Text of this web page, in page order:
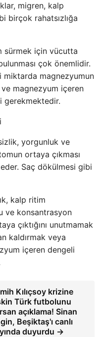
migren, kalp
birçok rahatsızlığa
sürmek için vücutta
çok önemlidir.
miktarda magnezyumun
magnezyum içeren
gerekmektedir.
yorgunluk ve
ortaya çıkması
Saç dökülmesi gibi
kalp ritim
ve konsantrasyon
çıktığını unutmamak
kaldırmak veya
içeren dengeli
Kılıçsoy krizine
Türk futbolunu
açıklama! Sinan
Beşiktaş'ı canlı
duyurdu →